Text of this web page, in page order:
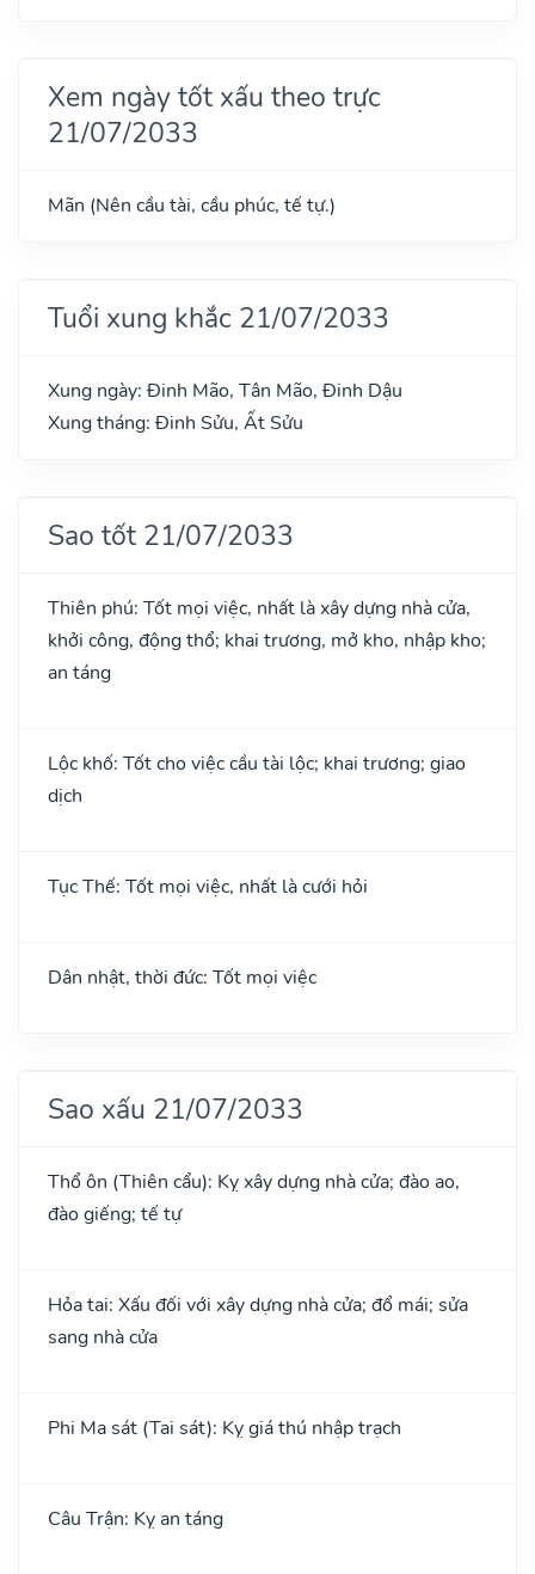
Xem ngày tốt xấu theo trực
21/07/2033
Mãn (Nên cầu tài, cầu phúc, tế tự.)
Tuổi xung khắc 21/07/2033
Xung ngày: Đinh Mão, Tân Mão, Đinh Dậu
Xung tháng: Đinh Sửu, Ất Sửu
Sao tốt 21/07/2033
Thiên phú: Tốt mọi việc, nhất là xây dựng nhà cửa,
khởi công, động thổ; khai trương, mở kho, nhập kho;
an táng
Lộc khố: Tốt cho việc cầu tài lộc; khai trương; giao
dịch
Tục Thế: Tốt mọi việc, nhất là cưới hỏi
Dân nhật, thời đức: Tốt mọi việc
Sao xấu 21/07/2033
Thổ ôn (Thiên cẩu): Kỵ xây dựng nhà cửa; đào ao,
đào giếng; tế tự
Hỏa tai: Xấu đối với xây dựng nhà cửa; đổ mái; sửa
sang nhà cửa
Phi Ma sát (Tai sát): Kỵ giá thú nhập trạch
Câu Trận: Kỵ an táng